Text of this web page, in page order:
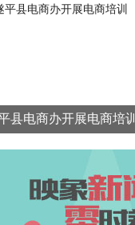
县电商办开展电商培训